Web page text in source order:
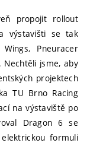
propojit rollout
výstavišti se tak
Pneuracer
Nechtěli jsme, aby
projektech
TU Brno Racing
na výstaviště po
Dragon 6 se
formuli